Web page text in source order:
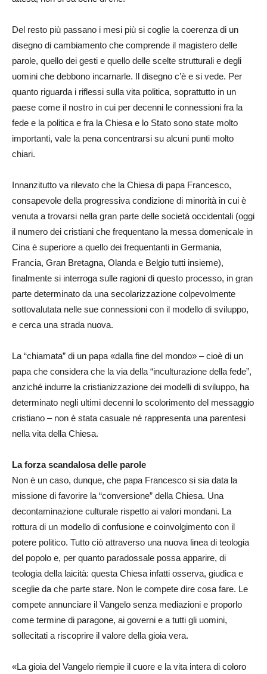
Del resto più passano i mesi più si coglie la coerenza di un
disegno di cambiamento che comprende il magistero delle
parole, quello dei gesti e quello delle scelte strutturali e degli
uomini che debbono incarnarle. Il disegno c’è e si vede. Per
quanto riguarda i riflessi sulla vita politica, soprattutto in un
paese come il nostro in cui per decenni le connessioni fra la
fede e la politica e fra la Chiesa e lo Stato sono state molto
importanti, vale la pena concentrarsi su alcuni punti molto
chiari.
Innanzitutto va rilevato che la Chiesa di papa Francesco,
consapevole della progressiva condizione di minorità in cui è
venuta a trovarsi nella gran parte delle società occidentali (oggi
il numero dei cristiani che frequentano la messa domenicale in
Cina è superiore a quello dei frequentanti in Germania,
Francia, Gran Bretagna, Olanda e Belgio tutti insieme),
finalmente si interroga sulle ragioni di questo processo, in gran
parte determinato da una secolarizzazione colpevolmente
sottovalutata nelle sue connessioni con il modello di sviluppo,
e cerca una strada nuova.
La “chiamata” di un papa «dalla fine del mondo» – cioè di un
papa che considera che la via della “inculturazione della fede”,
anziché indurre la cristianizzazione dei modelli di sviluppo, ha
determinato negli ultimi decenni lo scolorimento del messaggio
cristiano – non è stata casuale né rappresenta una parentesi
nella vita della Chiesa.
La forza scandalosa delle parole
Non è un caso, dunque, che papa Francesco si sia data la
missione di favorire la “conversione” della Chiesa. Una
decontaminazione culturale rispetto ai valori mondani. La
rottura di un modello di confusione e coinvolgimento con il
potere politico. Tutto ciò attraverso una nuova linea di teologia
del popolo e, per quanto paradossale possa apparire, di
teologia della laicità: questa Chiesa infatti osserva, giudica e
sceglie da che parte stare. Non le compete dire cosa fare. Le
compete annunciare il Vangelo senza mediazioni e proporlo
come termine di paragone, ai governi e a tutti gli uomini,
sollecitati a riscoprire il valore della gioia vera.
«La gioia del Vangelo riempie il cuore e la vita intera di coloro